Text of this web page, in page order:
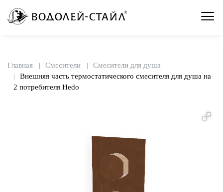
Главная Смесители
Смесители для душа
Внешняя часть термостатического смесителя для душа на
2 потребителя Hedo